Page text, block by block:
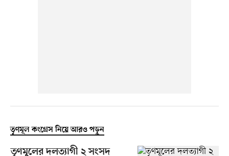
তৃণমূল কংগ্রেস নিয়ে আরও পড়ুন
তৃণমূলের দলত্যাগী ২ সংসদ